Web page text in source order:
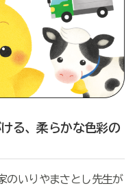
る、柔らかな色彩の
のいりやまさとし先生が